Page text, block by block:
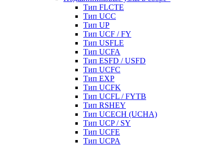
Тип FLCTE
Тип UCC
Тип UP
Тип UCF / FY
Тип USFLE
Тип UCFA
Тип ESFD / USFD
Тип UCFC
Тип EXP
Тип UCFK
Тип UCFL / FYTB
Тип RSHEY
Тип UCECH (UCHA)
Тип UCP / SY
Тип UCFE
Тип UCPA